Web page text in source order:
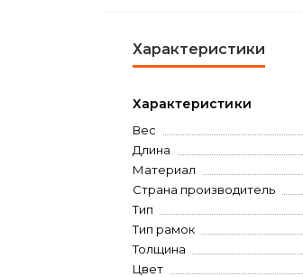
Характеристики
Характеристики
Вес
Длина
Материал
Страна производитель
Тип
Тип рамок
Толщина
Цвет